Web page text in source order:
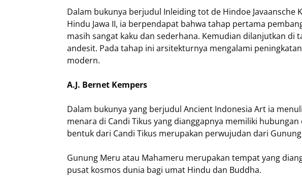
Dalam bukunya berjudul Inleiding tot de Hindoe Javaansche
Hindu Jawa II, ia berpendapat bahwa tahap pertama
masih sangat kaku dan sederhana. Kemudian dilanjutkan di
andesit. Pada tahap ini arsitekturnya mengalami
modern.
A.J. Bernet Kempers
Dalam bukunya yang berjudul Ancient Indonesia Art ia
menara di Candi Tikus yang dianggapnya memiliki
bentuk dari Candi Tikus merupakan perwujudan dari
Gunung Meru atau Mahameru merupakan tempat yang
pusat kosmos dunia bagi umat Hindu dan Buddha.